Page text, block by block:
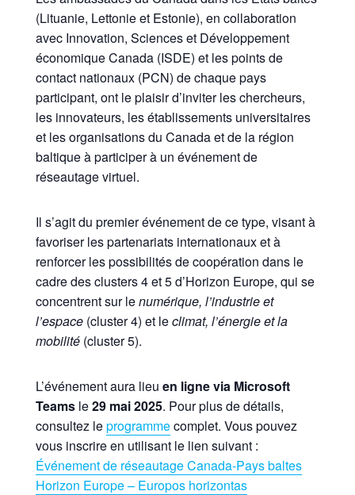
(Lituanie, Lettonie et Estonie), en collaboration
avec Innovation, Sciences et Développement
économique Canada (ISDE) et les points de
contact nationaux (PCN) de chaque pays
participant, ont le plaisir d’inviter les chercheurs,
les innovateurs, les établissements universitaires
et les organisations du Canada et de la région
baltique à participer à un événement de
réseautage virtuel.
Il s’agit du premier événement de ce type, visant à
favoriser les partenariats internationaux et à
renforcer les possibilités de coopération dans le
cadre des clusters 4 et 5 d’Horizon Europe, qui se
concentrent sur lenumérique, l’industrie et
l’espace(cluster 4) et leclimat, l’énergie et la
mobilité(cluster 5).
L’événement aura lieu en ligne via Microsoft
Teamsle29 mai 2025. Pour plus de détails,
consultez leprogrammecomplet. Vous pouvez
vous inscrire en utilisant le lien suivant :
Événement de réseautage Canada-Pays baltes
Horizon Europe – Europos horizontas